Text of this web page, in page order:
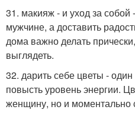
31. макияж - и уход за собой
мужчине, а доставить
дома важно делать
выглядеть.
32. дарить себе цветы -
повысть уровень энергии.
женщину, но и моментально